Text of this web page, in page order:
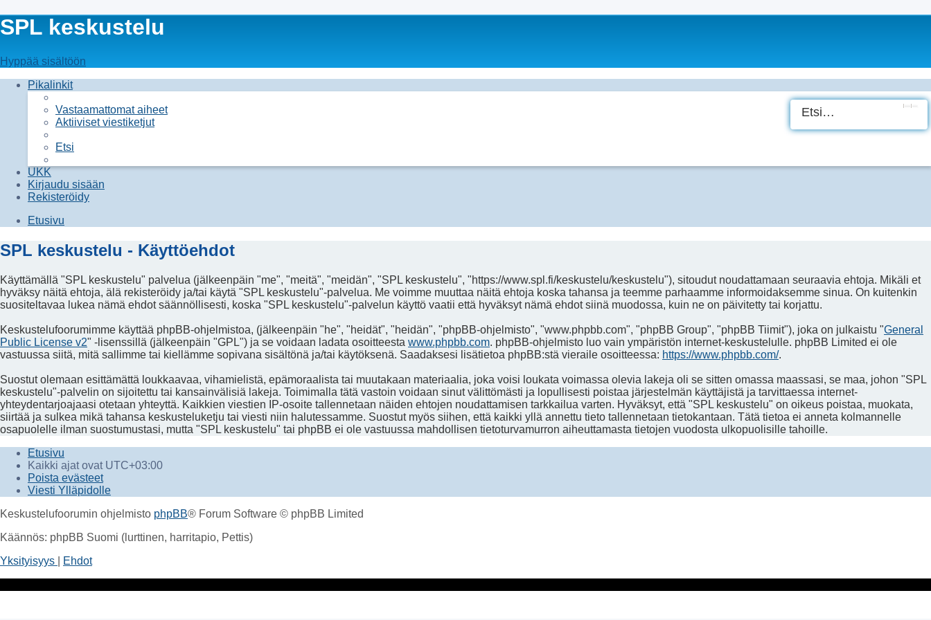
SPL keskustelu
Hyppää sisältöön
Etsi
Pikalinkit
Vastaamattomat aiheet
Aktiiviset viestiketjut
Etsi
UKK
Kirjaudu sisään
Rekisteröidy
Etusivu
SPL keskustelu - Käyttöehdot
Käyttämällä "SPL keskustelu" palvelua (jälkeenpäin "me", "meitä", "meidän", "SPL keskustelu", "https://www.spl.fi/keskustelu/keskustelu"), sitoudut noudattamaan seuraavia ehtoja. Mikäli et
hyväksy näitä ehtoja, älä rekisteröidy ja/tai käytä "SPL keskustelu"-palvelua. Me voimme muuttaa näitä ehtoja koska tahansa ja teemme parhaamme informoidaksemme sinua. On kuitenkin
suositeltavaa lukea nämä ehdot säännöllisesti, koska "SPL keskustelu"-palvelun käyttö vaatii että hyväksyt nämä ehdot siinä muodossa, kuin ne on päivitetty tai korjattu.
Keskustelufoorumimme käyttää phpBB-ohjelmistoa, (jälkeenpäin "he", "heidät", "heidän", "phpBB-ohjelmisto", "www.phpbb.com", "phpBB Group", "phpBB Tiimit"), joka on julkaistu "General
Public License v2" -lisenssillä (jälkeenpäin "GPL") ja se voidaan ladata osoitteesta www.phpbb.com. phpBB-ohjelmisto luo vain ympäristön internet-keskustelulle. phpBB Limited ei ole
vastuussa siitä, mitä sallimme tai kiellämme sopivana sisältönä ja/tai käytöksenä. Saadaksesi lisätietoa phpBB:stä vieraile osoitteessa: https://www.phpbb.com/.
Suostut olemaan esittämättä loukkaavaa, vihamielistä, epämoraalista tai muutakaan materiaalia, joka voisi loukata voimassa olevia lakeja oli se sitten omassa maassasi, se maa, johon "SPL
keskustelu"-palvelin on sijoitettu tai kansainvälisiä lakeja. Toimimalla tätä vastoin voidaan sinut välittömästi ja lopullisesti poistaa järjestelmän käyttäjistä ja tarvittaessa internet-
yhteydentarjoajaasi otetaan yhteyttä. Kaikkien viestien IP-osoite tallennetaan näiden ehtojen noudattamisen tarkkailua varten. Hyväksyt, että "SPL keskustelu" on oikeus poistaa, muokata,
siirtää ja sulkea mikä tahansa keskusteluketju tai viesti niin halutessamme. Suostut myös siihen, että kaikki yllä annettu tieto tallennetaan tietokantaan. Tätä tietoa ei anneta kolmannelle
osapuolelle ilman suostumustasi, mutta "SPL keskustelu" tai phpBB ei ole vastuussa mahdollisen tietoturvamurron aiheuttamasta tietojen vuodosta ulkopuolisille tahoille.
Etusivu
Kaikki ajat ovat UTC+03:00
Poista evästeet
Viesti Ylläpidolle
Keskustelufoorumin ohjelmisto phpBB® Forum Software © phpBB Limited
Käännös: phpBB Suomi (lurttinen, harritapio, Pettis)
Yksityisyys
Ehdot